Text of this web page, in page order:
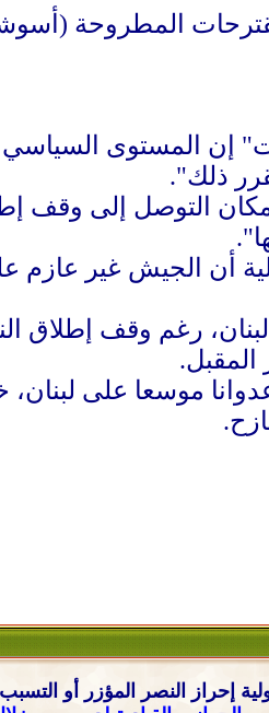
المطروحة
إن المستوى
ذلك".
التوصل إلى وقف
المحلية أن الجيش غير
رغم وقف إطلاق
إحراز النصر المؤزر أو